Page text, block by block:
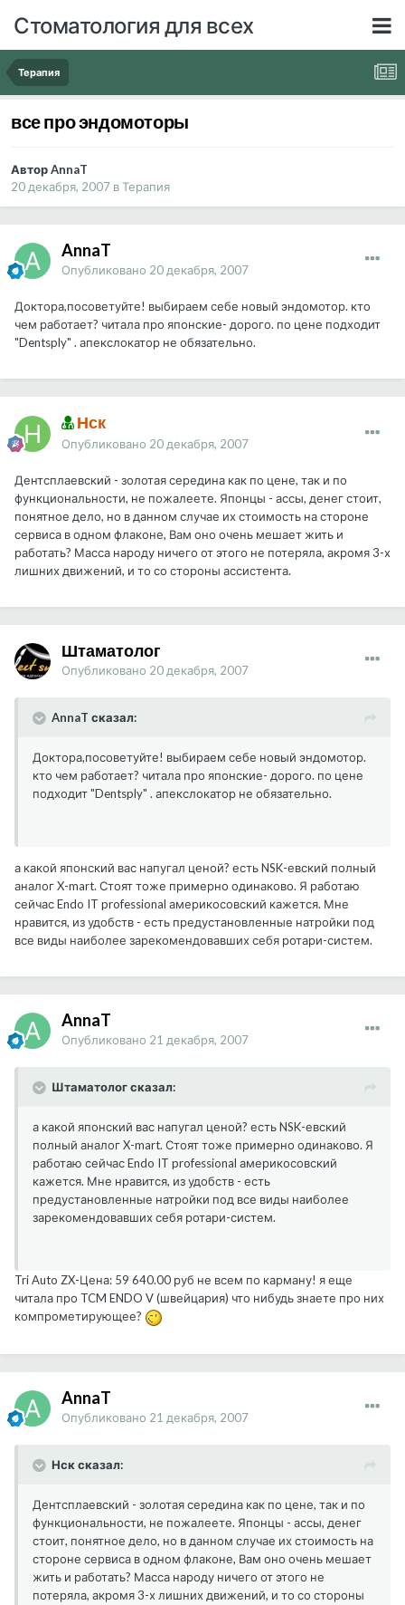
Стоматология для всех
Терапия
все про эндомоторы
Автор AnnaT
20 декабря, 2007 вТерапия
AnnaT
Опубликовано 20 декабря, 2007
Доктора,посоветуйте! выбираем себе новый эндомотор. кто
чем работает? читала про японские- дорого. по цене подходит
"Dentsply" . апекслокатор не обязательно.
Нск
Опубликовано 20 декабря, 2007
Дентсплаевский - золотая середина как по цене, так и по
функциональности, не пожалеете. Японцы - ассы, денег стоит,
понятное дело, но в данном случае их стоимость на стороне
сервиса в одном флаконе, Вам оно очень мешает жить и
работать? Масса народу ничего от этого не потеряла, акромя 3-х
лишних движений, и то со стороны ассистента.
Штаматолог
Опубликовано 20 декабря, 2007
AnnaT сказал:
Доктора,посоветуйте! выбираем себе новый эндомотор.
кто чем работает? читала про японские- дорого. по цене
подходит "Dentsply" . апекслокатор не обязательно.
а какой японский вас напугал ценой? есть NSK-евский полный
аналог X-mart. Стоят тоже примерно одинаково. Я работаю
сейчас Endo IT professional америкосовский кажется. Мне
нравится, из удобств - есть предустановленные натройки под
все виды наиболее зарекомендовавших себя ротари-систем.
AnnaT
Опубликовано 21 декабря, 2007
Штаматолог сказал:
а какой японский вас напугал ценой? есть NSK-евский
полный аналог X-mart. Стоят тоже примерно одинаково. Я
работаю сейчас Endo IT professional америкосовский
кажется. Мне нравится, из удобств - есть
предустановленные натройки под все виды наиболее
зарекомендовавших себя ротари-систем.
Tri Auto ZX-Цена: 59 640.00 руб не всем по карману! я еще
читала про TCM ENDO V (швейцария) что нибудь знаете про них
компрометирующее?
AnnaT
Опубликовано 21 декабря, 2007
Нск сказал:
Дентсплаевский - золотая середина как по цене, так и по
функциональности, не пожалеете. Японцы - ассы, денег
стоит, понятное дело, но в данном случае их стоимость на
стороне сервиса в одном флаконе, Вам оно очень мешает
жить и работать? Масса народу ничего от этого не
потеряла, акромя 3-х лишних движений, и то со стороны